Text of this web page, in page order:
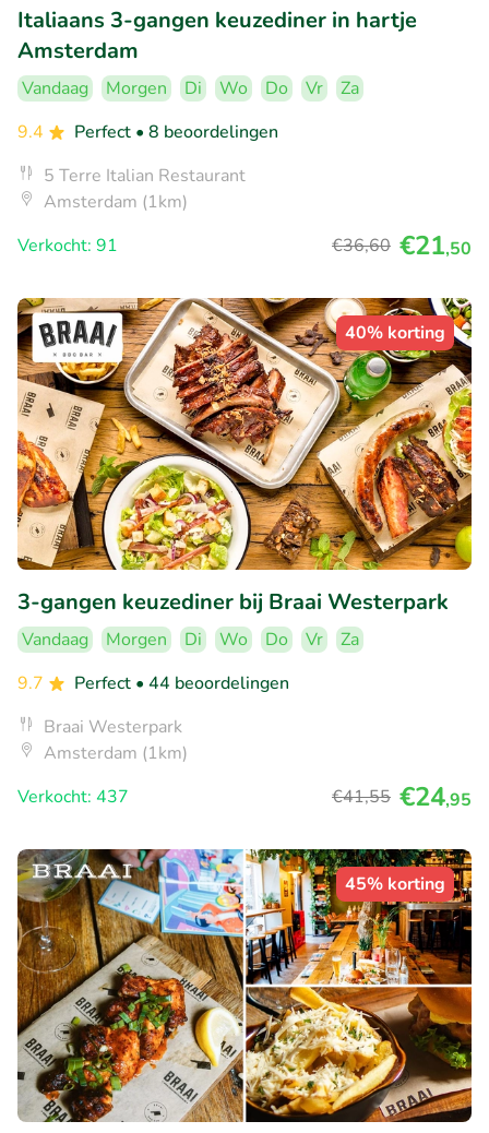
Italiaans 3-gangen keuzediner in hartje
Amsterdam
Vandaag Morgen Di Wo Do Vr
Za
9.4
Perfect • 8 beoordelingen
5 Terre Italian Restaurant
Amsterdam (1km)
Verkocht: 91
€36,60 €21,50
40% korting
3-gangen keuzediner bij Braai Westerpark
Vandaag Morgen Di Wo Do Vr
Za
9.7
Perfect • 44 beoordelingen
Braai Westerpark
Amsterdam (1km)
Verkocht: 437
€41,55 €24,95
45% korting